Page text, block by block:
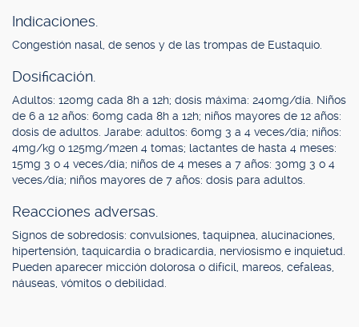
Indicaciones.
Congestión nasal, de senos y de las trompas de Eustaquio.
Dosificación.
Adultos: 120mg cada 8h a 12h; dosis máxima: 240mg/día. Niños
de 6 a 12 años: 60mg cada 8h a 12h; niños mayores de 12 años:
dosis de adultos. Jarabe: adultos: 60mg 3 a 4 veces/día; niños:
4mg/kg o 125mg/m2en 4 tomas; lactantes de hasta 4 meses:
15mg 3 o 4 veces/día; niños de 4 meses a 7 años: 30mg 3 o 4
veces/día; niños mayores de 7 años: dosis para adultos.
Reacciones adversas.
Signos de sobredosis: convulsiones, taquipnea, alucinaciones,
hipertensión, taquicardia o bradicardia, nerviosismo e inquietud.
Pueden aparecer micción dolorosa o difícil, mareos, cefaleas,
náuseas, vómitos o debilidad.